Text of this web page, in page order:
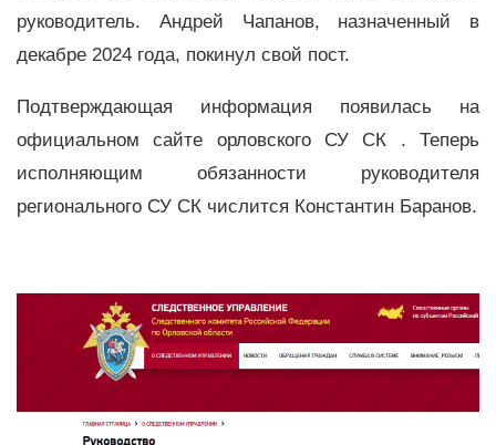
руководитель. Андрей Чапанов, назначенный в
декабре 2024 года, покинул свой пост.
Подтверждающая информация появилась на
официальном сайте орловского СУ СК . Теперь
исполняющим обязанности руководителя
регионального СУ СК числится Константин Баранов.